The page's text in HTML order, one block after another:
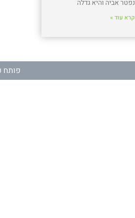
נפטר אביה והיא גדלה
קרא עוד »
פותח